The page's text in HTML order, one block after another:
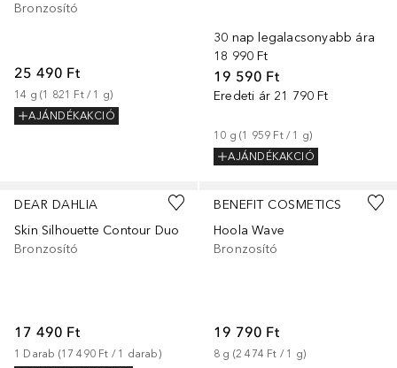
Bronzosító
25 490 Ft
14 g (1 821 Ft / 1 g)
AJÁNDÉKAKCIÓ
30 nap legalacsonyabb ára
18 990 Ft
19 590 Ft
Eredeti ár 21 790 Ft
10 g (1 959 Ft / 1 g)
AJÁNDÉKAKCIÓ
DEAR DAHLIA
Skin Silhouette Contour Duo
Bronzosító
17 490 Ft
1 Darab (17 490 Ft / 1 darab)
BENEFIT COSMETICS
Hoola Wave
Bronzosító
19 790 Ft
8 g (2 474 Ft / 1 g)
+2